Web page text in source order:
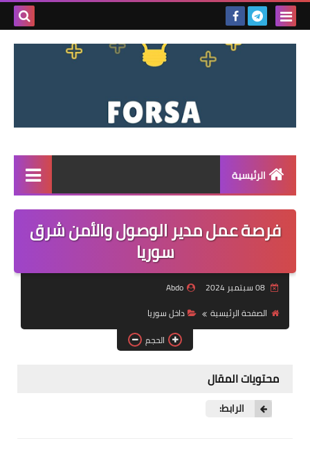
بحث
الرئيسية
القائمة
مناقصات
فرص عمل داخل سوريا
فرص عمل في العراق
فرص عمل في اليمن
فرصة عمل مدير الوصول والأمن شرق
سوريا
08 سبتمبر 2024
Abdo
الصفحة الرئيسية
داخل سوريا
الحجم
محتويات المقال
الرابط: